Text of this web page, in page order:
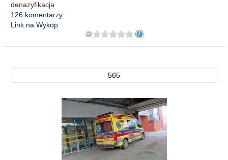
denazyfikacja
126 komentarzy
Link na Wykop
565